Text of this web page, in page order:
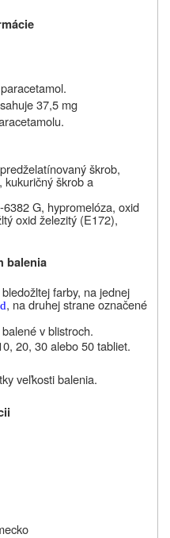
37,5 mg
škrob,
kukuričný škrob a
G, hypromelóza, oxid
oxid železitý (E172),
balenia
farby, na jednej
d, na druhej strane označené
v blistroch.
20, 30 alebo 50 tabliet.
veľkosti balenia.